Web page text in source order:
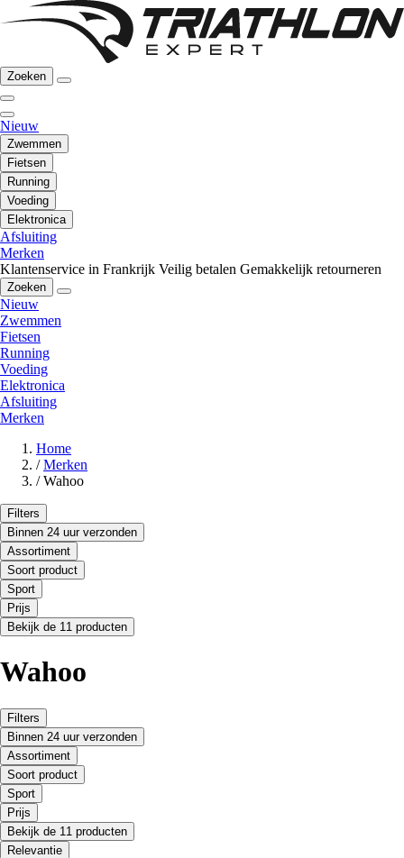
Zoeken
Nieuw
Zwemmen
Fietsen
Running
Voeding
Elektronica
Afsluiting
Merken
Klantenservice in Frankrijk Veilig betalen Gemakkelijk retourneren
Zoeken
Nieuw
Zwemmen
Fietsen
Running
Voeding
Elektronica
Afsluiting
Merken
Home
/ Merken
/ Wahoo
Filters
Binnen 24 uur verzonden
Assortiment
Soort product
Sport
Prijs
Bekijk de 11 producten
Wahoo
Filters
Binnen 24 uur verzonden
Assortiment
Soort product
Sport
Prijs
Bekijk de 11 producten
Relevantie